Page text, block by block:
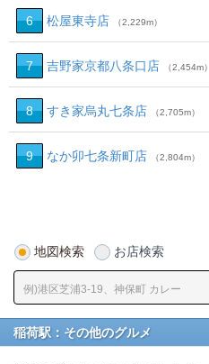
6 松屋東寺店 （2,229m）
7 吉野家京都八条口店 （2,454m）
8 すき家烏丸七条店 （2,705m）
9 なか卯七条新町店 （2,804m）
地図検索 お店検索
稲荷駅：その他のグルメ